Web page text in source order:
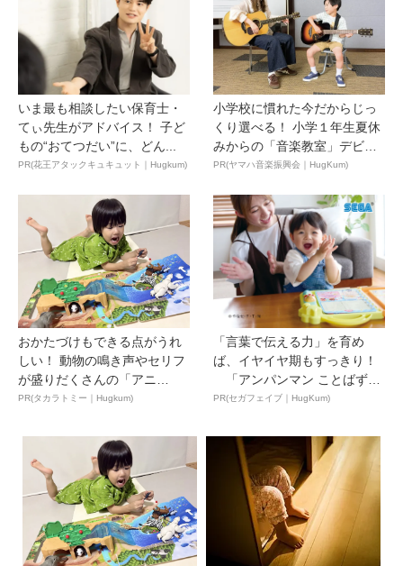
いま最も相談したい保育士・
てぃ先生がアドバイス！ 子ど
もの“おてつだい”に、どん...
PR(花王アタックキュキュット｜Hugkum)
小学校に慣れた今だからじっ
くり選べる！ 小学１年生夏休
みからの「音楽教室」デビ
ュ...
PR(ヤマハ音楽振興会｜HugKum)
おかたづけもできる点がうれ
しい！ 動物の鳴き声やセリフ
が盛りだくさんの「アニ
ア ...
PR(タカラトミー｜Hugkum)
「言葉で伝える力」を育め
ば、イヤイヤ期もすっきり！
「アンパンマン ことばずか
ん...
PR(セガフェイブ｜HugKum)